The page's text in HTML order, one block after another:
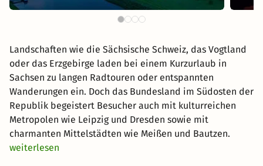
Landschaften wie die Sächsische Schweiz, das Vogtland
oder das Erzgebirge laden bei einem Kurzurlaub in
Sachsen zu langen Radtouren oder entspannten
Wanderungen ein. Doch das Bundesland im Südosten der
Republik begeistert Besucher auch mit kulturreichen
Metropolen wie Leipzig und Dresden sowie mit
charmanten Mittelstädten wie Meißen und Bautzen.
weiterlesen